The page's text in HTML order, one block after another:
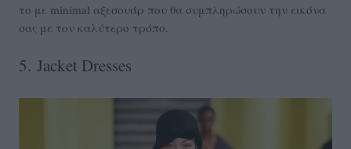
το με minimal αξεσουάρ που θα συμπληρώσουν την εικόνα
σας με τον καλύτερο τρόπο.
5. Jacket Dresses